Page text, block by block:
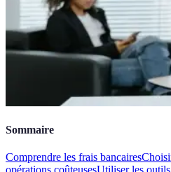
Sommaire
Comprendre les frais bancaires